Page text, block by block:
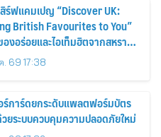
ร์ฟแคมเปญ “Discover UK:
British Favourites to You”
งอร่อยและไอเท็มฮิตจากสหราช
ร ส่งตรงถึงมือตั้งแต่วันนี้ – 18
. 69 17:38
ร์การ์ดยกระดับแพลตฟอร์มบัตร
ยระบบควบคุมความปลอดภัยใหม่